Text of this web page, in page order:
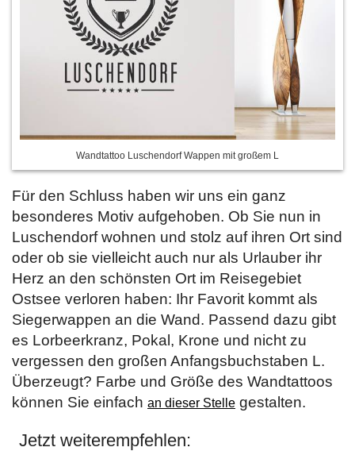
Wandtattoo Luschendorf Wappen mit großem L
Für den Schluss haben wir uns ein ganz
besonderes Motiv aufgehoben. Ob Sie nun in
Luschendorf wohnen und stolz auf ihren Ort sind
oder ob sie vielleicht auch nur als Urlauber ihr
Herz an den schönsten Ort im Reisegebiet
Ostsee verloren haben: Ihr Favorit kommt als
Siegerwappen an die Wand. Passend dazu gibt
es Lorbeerkranz, Pokal, Krone und nicht zu
vergessen den großen Anfangsbuchstaben L.
Überzeugt? Farbe und Größe des Wandtattoos
können Sie einfach an dieser Stelle gestalten.
Jetzt weiterempfehlen: